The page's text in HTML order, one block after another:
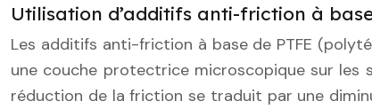
Utilisation d’additifs anti-friction à
Les additifs anti-friction à base de PTFE
une couche protectrice microscopique sur les
réduction de la friction se traduit par une